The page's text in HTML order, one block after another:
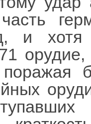
и